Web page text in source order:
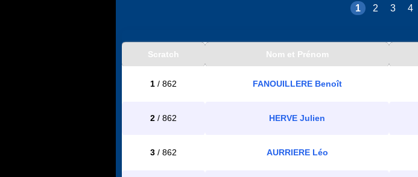
1 2 3 4
Scratch Nom et Prénom
1 / 862 FANOUILLERE Benoît
2 / 862 HERVE Julien
3 / 862 AURRIERE Léo